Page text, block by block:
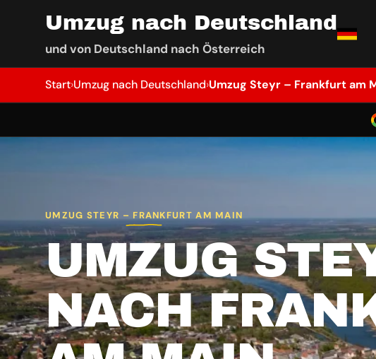
Umzug nach Deutschland
und von Deutschland nach Österreich
Start›Umzug nach Deutschland›Umzug Steyr – Frankfurt am
UMZUG STEYR – FRANKFURT AM MAIN
UMZUG
NACH